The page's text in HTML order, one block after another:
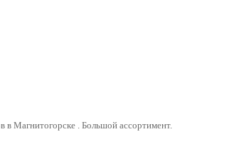
в Магнитогорске . Большой ассортимент.